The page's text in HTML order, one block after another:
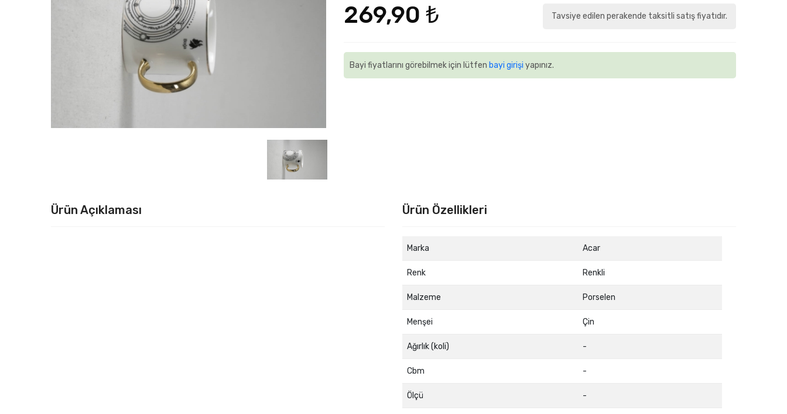
269,90 ₺ Tavsiye edilen perakende taksitli satış fiyatıdır.
Bayi fiyatlarını görebilmek için lütfen bayi girişi yapınız.
Ürün Açıklaması Ürün Özellikleri
Marka Acar
Renk Renkli
Malzeme Porselen
Menşei Çin
Ağırlık (koli) -
Cbm -
Ölçü -